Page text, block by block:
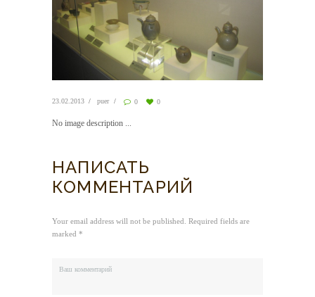
23.02.2013 puer 0 0
No image description ...
НАПИСАТЬ
КОММЕНТАРИЙ
Your email address will not be published. Required fields are
marked *